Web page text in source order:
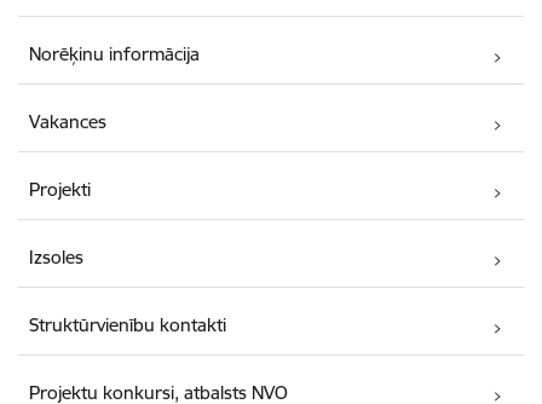
Norēķinu informācija
Vakances
Projekti
Izsoles
Struktūrvienību kontakti
Projektu konkursi, atbalsts NVO